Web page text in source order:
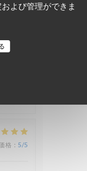
よび管理ができま
格 : 5/5